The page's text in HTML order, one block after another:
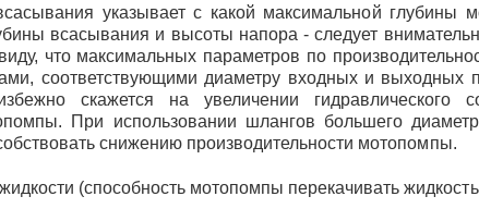
указывает с какой максимальной глубины
всасывания и высоты напора - следует
что максимальных параметров по
соответствующими диаметру входных и выходных
скажется на увеличении гидравлического
При использовании шлангов большего
снижению производительности мотопомпы.
(способность мотопомпы перекачивать